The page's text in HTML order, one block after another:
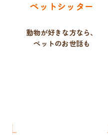
ペットシッター
動物が好きな方なら、
ペットのお世話も